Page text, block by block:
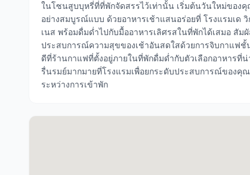
ในโซนสูบบุหรี่ที่ที่พักจัดสรรไว้เท่านั้น เริ่มต้นวันใหม่ของ
อย่างสมบูรณ์แบบ ด้วยอาหารเช้าแสนอร่อยที่ โรงแรมเด วิ
เนส พร้อมดื่มด่ำไปกับมื้ออาหารเลิศรสในที่พักได้เสมอ สัม
ประสบการณ์ความสุขของเช้าอันสดใสด้วยการจิบกาแฟชั้
ดีที่ร้านกาแฟที่ตั้งอยู่ภายในที่พักดื่มด่ำกับตัวเลือกอาหารที่น่
รื่นรมย์มากมายที่โรงแรมเพื่อยกระดับประสบการณ์ของคุณ
ระหว่างการเข้าพัก